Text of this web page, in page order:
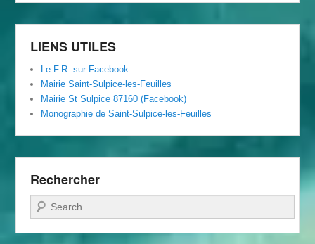
Rural
LIENS UTILES
Le F.R. sur Facebook
Mairie Saint-Sulpice-les-Feuilles
Mairie St Sulpice 87160 (Facebook)
Monographie de Saint-Sulpice-les-Feuilles
Rechercher
Recherche